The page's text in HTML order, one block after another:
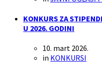
KONKURS ZA
U 2026. GODINI
10. mart 2026.
in KONKURSI